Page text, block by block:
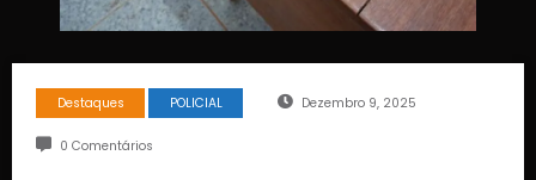
Destaques POLICIAL Dezembro 9, 2025
0 Comentários